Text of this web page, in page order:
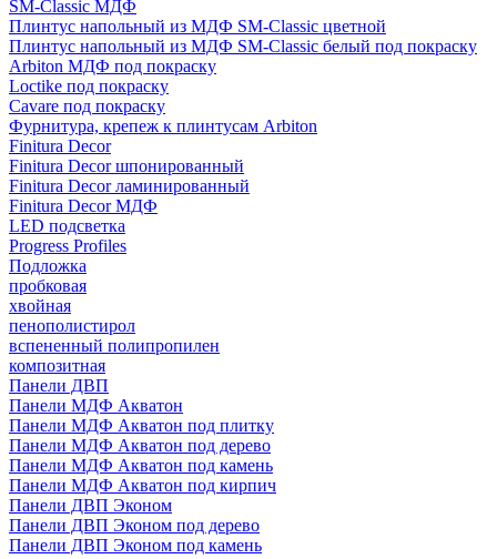
SM-Classic МДФ
Плинтус напольный из МДФ SM-Classic цветной
Плинтус напольный из МДФ SM-Classic белый под покраску
Arbiton МДФ под покраску
Loctike под покраску
Cavare под покраску
Фурнитура, крепеж к плинтусам Arbiton
Finitura Decor
Finitura Decor шпонированный
Finitura Decor ламинированный
Finitura Decor МДФ
LED подсветка
Progress Profiles
Подложка
пробковая
хвойная
пенополистирол
вспененный полипропилен
композитная
Панели ДВП
Панели МДФ Акватон
Панели МДФ Акватон под плитку
Панели МДФ Акватон под дерево
Панели МДФ Акватон под камень
Панели МДФ Акватон под кирпич
Панели ДВП Эконом
Панели ДВП Эконом под дерево
Панели ДВП Эконом под камень